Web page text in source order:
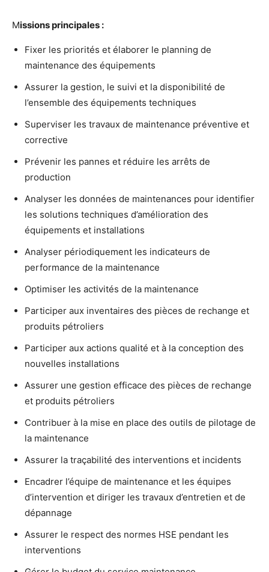
Missions principales :
Fixer les priorités et élaborer le planning de
maintenance des équipements
Assurer la gestion, le suivi et la disponibilité de
l’ensemble des équipements techniques
Superviser les travaux de maintenance préventive et
corrective
Prévenir les pannes et réduire les arrêts de
production
Analyser les données de maintenances pour identifier
les solutions techniques d’amélioration des
équipements et installations
Analyser périodiquement les indicateurs de
performance de la maintenance
Optimiser les activités de la maintenance
Participer aux inventaires des pièces de rechange et
produits pétroliers
Participer aux actions qualité et à la conception des
nouvelles installations
Assurer une gestion efficace des pièces de rechange
et produits pétroliers
Contribuer à la mise en place des outils de pilotage de
la maintenance
Assurer la traçabilité des interventions et incidents
Encadrer l’équipe de maintenance et les équipes
d’intervention et diriger les travaux d’entretien et de
dépannage
Assurer le respect des normes HSE pendant les
interventions